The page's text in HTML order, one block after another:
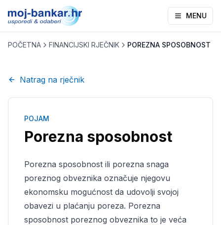
MENU
POČETNA FINANCIJSKI RJEČNIK POREZNA SPOSOBNOST
Natrag na rječnik
POJAM
Porezna sposobnost
Porezna sposobnost ili porezna snaga
poreznog obveznika označuje njegovu
ekonomsku mogućnost da udovolji svojoj
obavezi u plaćanju poreza. Porezna
sposobnost poreznog obveznika to je veća